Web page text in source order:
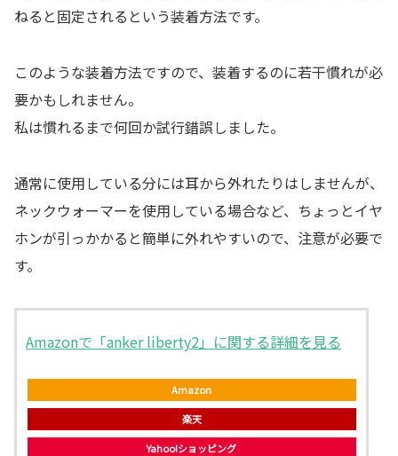
ねると固定されるという装着方法です。
このような装着方法ですので、装着するのに若干慣れが必
要かもしれません。
私は慣れるまで何回か試行錯誤しました。
通常に使用している分には耳から外れたりはしませんが、
ネックウォーマーを使用している場合など、ちょっとイヤ
ホンが引っかかると簡単に外れやすいので、注意が必要で
す。
Amazonで「anker liberty2」に関する詳細を見る
Amazon
楽天
Yahoo!ショッピング